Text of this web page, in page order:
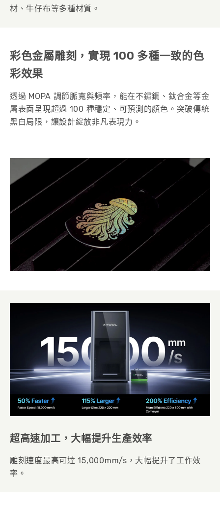
材、牛仔布等多種材質。
彩色金屬雕刻，實現 100 多種一致的色
彩效果
透過 MOPA 調節脈寬與頻率，能在不鏽鋼、鈦合金等金
屬表面呈現超過 100 種穩定、可預測的顏色。突破傳統
黑白局限，讓設計綻放非凡表現力。
超高速加工，大幅提升生產效率
雕刻速度最高可達 15,000mm/s，大幅提升了工作效
率。